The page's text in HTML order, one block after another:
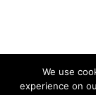
We use
experience on